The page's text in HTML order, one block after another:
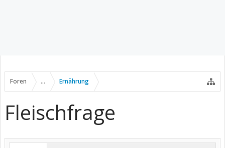
Foren ... Ernährung
Fleischfrage